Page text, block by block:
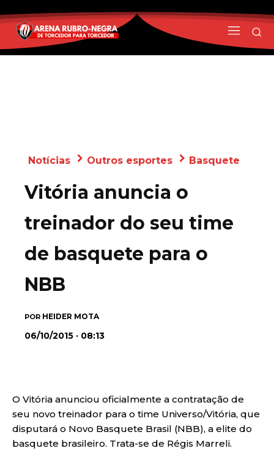
Notícias Outros esportes Basquete
Vitória anuncia o
treinador do seu time
de basquete para o
NBB
POR HEIDER MOTA
06/10/2015 · 08:13
O Vitória anunciou oficialmente a contratação de
seu novo treinador para o time Universo/Vitória, que
disputará o Novo Basquete Brasil (NBB), a elite do
basquete brasileiro. Trata-se de Régis Marreli.